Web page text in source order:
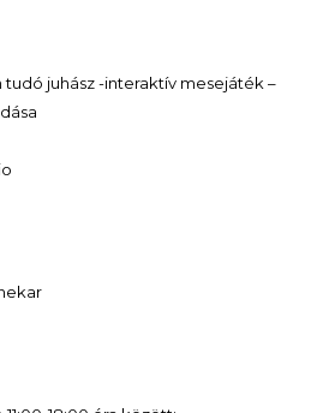
tudó juhász -interaktív mesejáték –